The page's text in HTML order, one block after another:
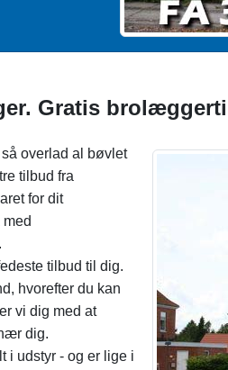
Gratis
overlad al bøvlet
tilbud fra
for dit
tilbud til dig.
hvorefter du kan
vi dig med at
dig.
i udstyr - og er lige i